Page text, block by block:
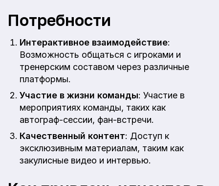
Потребности
Интерактивное взаимодействие:
Возможность общаться с игроками и
тренерским составом через различные
платформы.
Участие в жизни команды: Участие в
мероприятиях команды, таких как
автограф-сессии, фан-встречи.
Качественный контент: Доступ к
эксклюзивным материалам, таким как
закулисные видео и интервью.